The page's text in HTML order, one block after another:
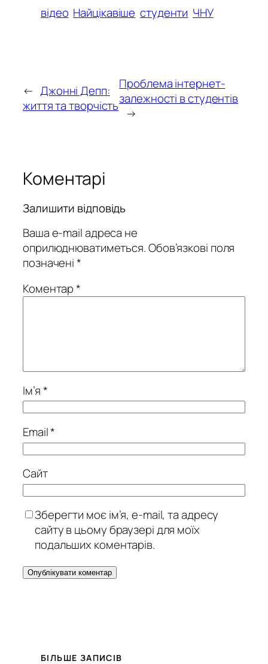
відео Найцікавіше студенти ЧНУ
← Джонні Депп:
життя та творчість
Проблема інтернет-
залежності в студентів
→
Коментарі
Залишити відповідь
Ваша e-mail адреса не
оприлюднюватиметься.Обов’язкові поля
позначені*
Коментар*
Ім’я*
Email*
Сайт
Зберегти моє ім’я, e-mail, та адресу
сайту в цьому браузері для моїх
подальших коментарів.
БІЛЬШЕ ЗАПИСІВ